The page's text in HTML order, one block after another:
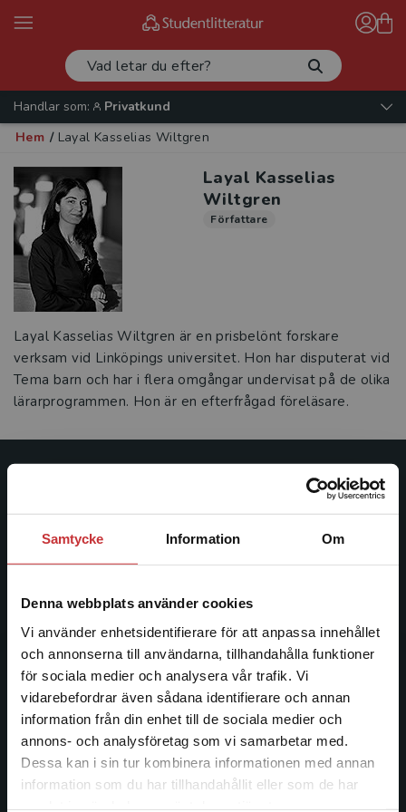
Samtycke Information Om
Denna webbplats använder cookies
Vi använder enhetsidentifierare för att anpassa innehållet
och annonserna till användarna, tillhandahålla funktioner
för sociala medier och analysera vår trafik. Vi
vidarebefordrar även sådana identifierare och annan
information från din enhet till de sociala medier och
annons- och analysföretag som vi samarbetar med.
Dessa kan i sin tur kombinera informationen med annan
information som du har tillhandahållit eller som de har
Begränsad fraktregion
Det verkar som att du besöker
Handlar som:
Privatkund
Hem / Layal Kasselias Wiltgren
Layal Kasselias
Wiltgren
Författare
Layal Kasselias Wiltgren är en prisbelönt fors­kare
verksam vid Linköpings universitet. Hon har disputerat vid
Tema barn och har i flera omgångar undervisat på de olika
lärarprogrammen. Hon är en efterfrågad föreläsare.
ledande utbildningsförlag. Med läromedel, kurslitteratur,
facklitteratur, utbildningar och digitala
längs hela kunskapsresan.
Kontakta oss
Kontakta oss
046-31 20 00
Postadress: